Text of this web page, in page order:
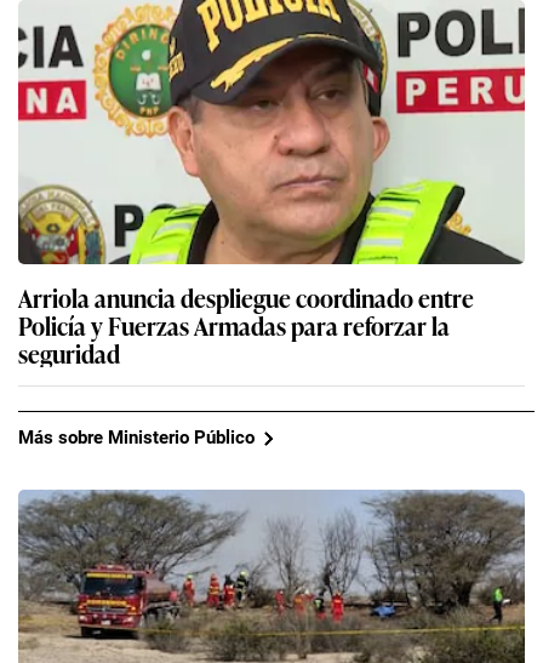
Arriola anuncia despliegue coordinado entre
Policía y Fuerzas Armadas para reforzar la
seguridad
Más sobre Ministerio Público